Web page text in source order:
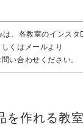
は、各教室のインスタ
しくはメールより
い合わせください。
を作れる教室